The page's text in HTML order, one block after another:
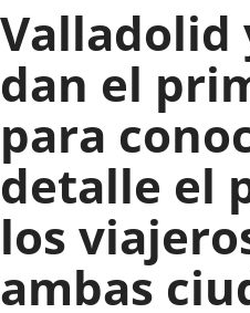
Valladolid
Valladolid
dan el
para
detalle el
los
ambas